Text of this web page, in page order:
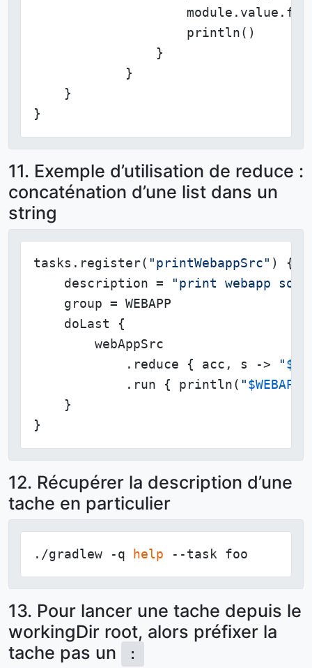
                    println()
                }
            }
    }
}
11. Exemple d’utilisation de reduce :
concaténation d’une list dans un
string
tasks.register( "printWebappSrc" ) {
    description =
"print webapp
    group = WEBAPP
    doLast {
        webAppSrc
            .reduce { acc, s ->
"
            .run { println(
"
    }
}
12. Récupérer la description d’une
tache en particulier
./gradlew -q help --task foo
13. Pour lancer une tache depuis le
workingDir root, alors préfixer la
tache pas un
: